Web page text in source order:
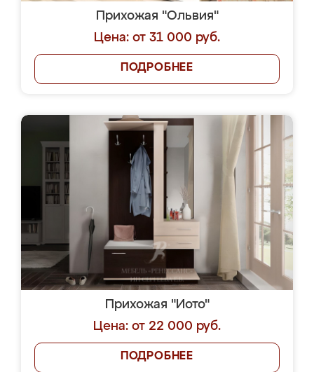
Прихожая "Ольвия"
Цена: от 31 000 руб.
ПОДРОБНЕЕ
Прихожая "Иото"
Цена: от 22 000 руб.
ПОДРОБНЕЕ